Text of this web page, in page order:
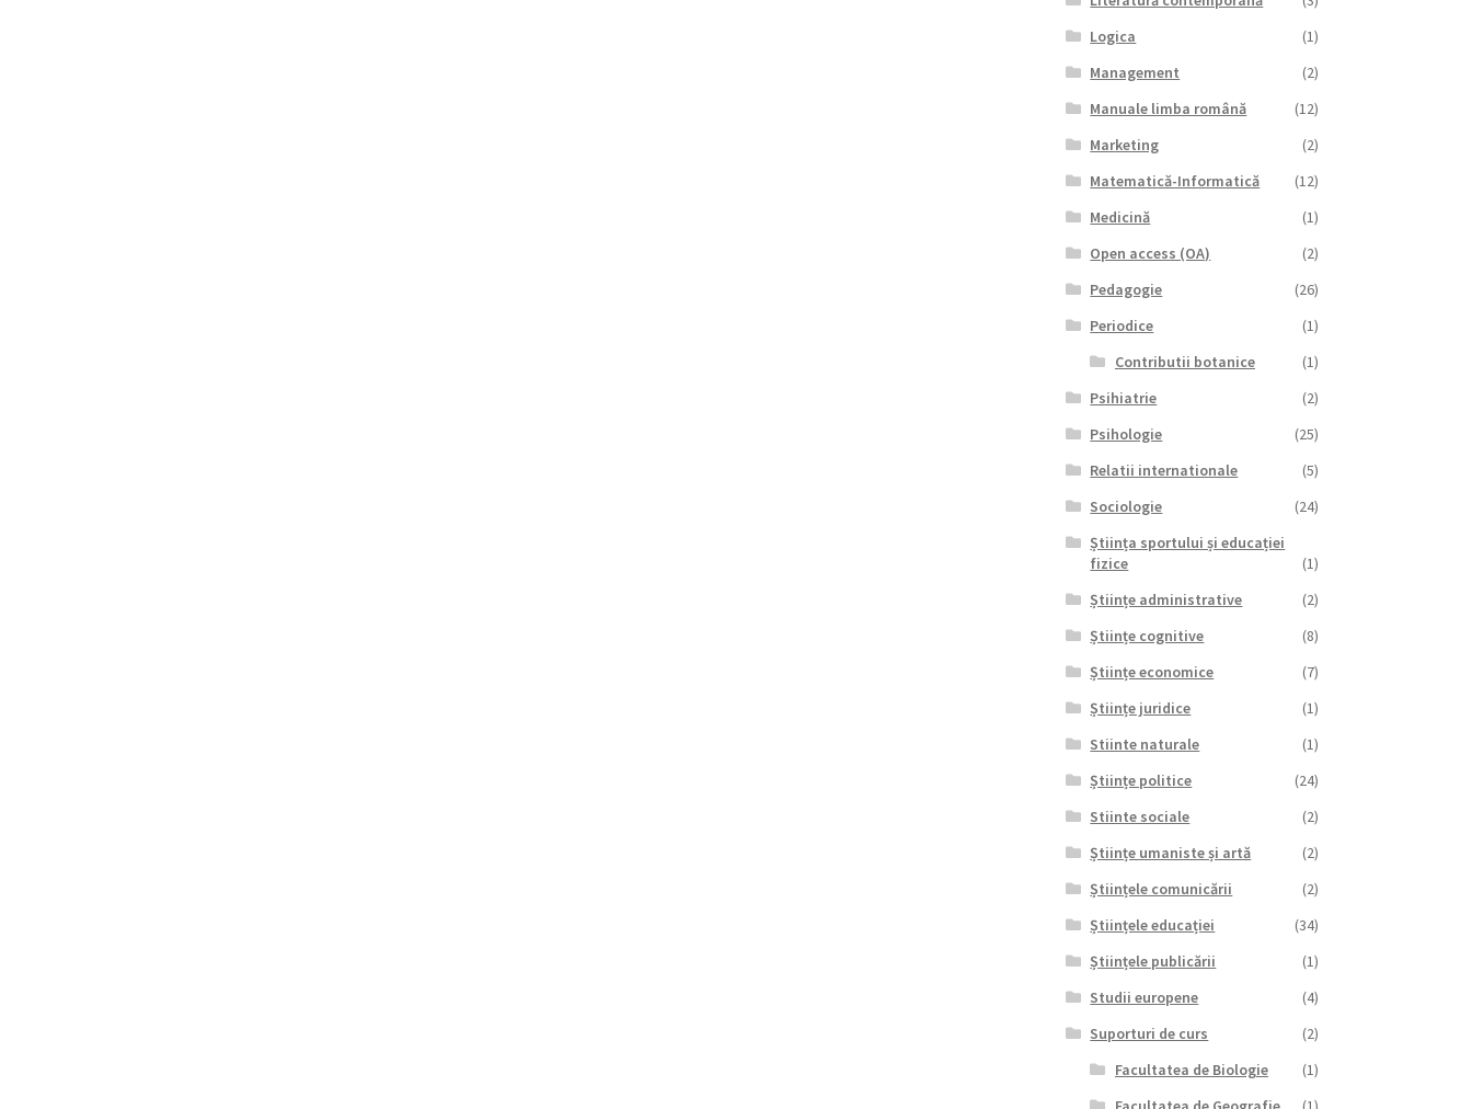
Logica
(1)
Management
(2)
Manuale limba română
(12)
Marketing
(2)
Matematică-Informatică
(12)
Medicină
(1)
Open access (OA)
(2)
Pedagogie
(26)
Periodice
(1)
Contributii botanice
(1)
Psihiatrie
(2)
Psihologie
(25)
Relatii internationale
(5)
Sociologie
(24)
Știința sportului și educației
fizice
(1)
Științe administrative
(2)
Științe cognitive
(8)
Științe economice
(7)
Științe juridice
(1)
Stiinte naturale
(1)
Științe politice
(24)
Stiinte sociale
(2)
Științe umaniste și artă
(2)
Științele comunicării
(2)
Științele educației
(34)
Științele publicării
(1)
Studii europene
(4)
Suporturi de curs
(2)
Facultatea de Biologie
(1)